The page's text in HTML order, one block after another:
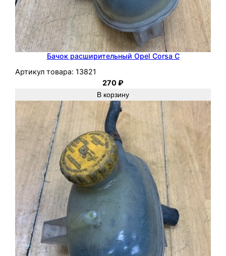
Бачок расширительный Opel Corsa C
Артикул товара: 13821
270₽
В корзину